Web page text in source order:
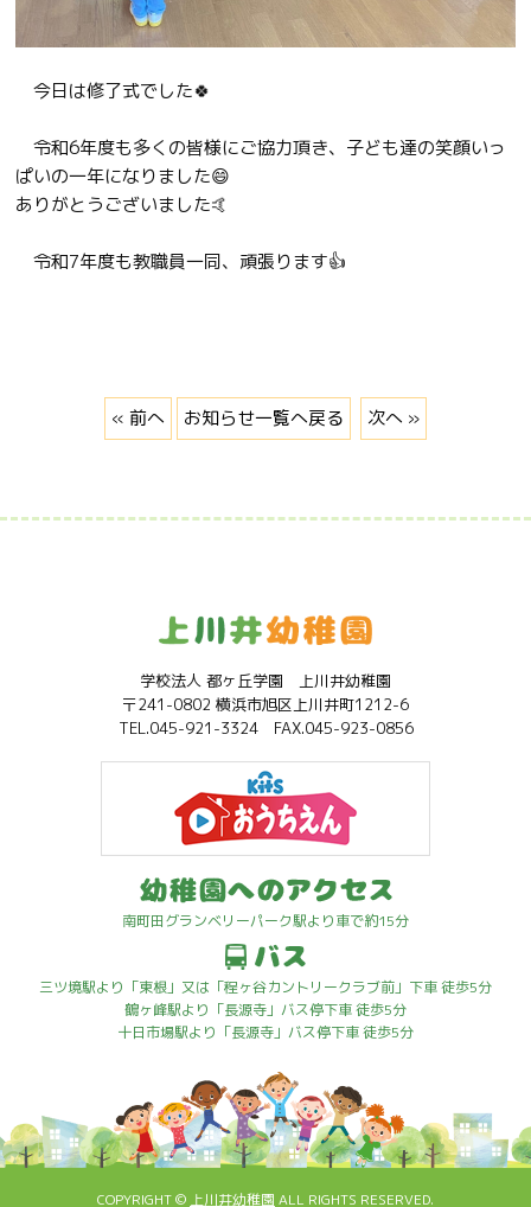
今日は修了式でした🍀
令和6年度も多くの皆様にご協力頂き、子ども達の笑顔いっ
ぱいの一年になりました😄
ありがとうございました🤙
令和7年度も教職員一同、頑張ります👍
« 前へ お知らせ一覧へ戻る 次へ »
学校法人 都ヶ丘学園 上川井幼稚園
〒241-0802 横浜市旭区上川井町1212-6
TEL.045-921-3324 FAX.045-923-0856
南町田グランベリーパーク駅より車で約15分
三ツ境駅より「東根」又は「程ヶ谷カントリークラブ前」下車 徒歩5分
鶴ヶ峰駅より「長源寺」バス停下車 徒歩5分
十日市場駅より「長源寺」バス停下車 徒歩5分
COPYRIGHT © 上川井幼稚園 ALL RIGHTS RESERVED.